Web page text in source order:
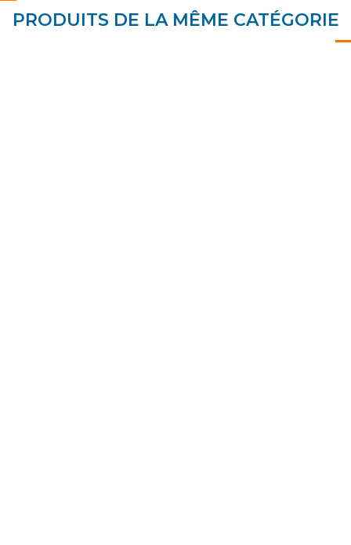
PRODUITS DE LA MÊME CATÉGORIE